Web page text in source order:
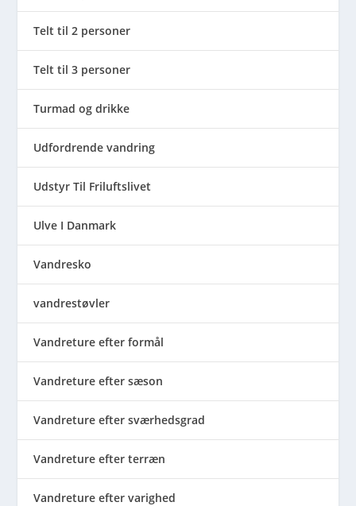
Telt til 2 personer
Telt til 3 personer
Turmad og drikke
Udfordrende vandring
Udstyr Til Friluftslivet
Ulve I Danmark
Vandresko
vandrestøvler
Vandreture efter formål
Vandreture efter sæson
Vandreture efter sværhedsgrad
Vandreture efter terræn
Vandreture efter varighed